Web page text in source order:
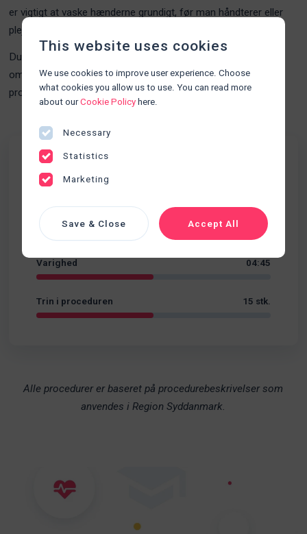
er vigtigt at vaske hænderne grundigt, før man håndterer eller
plejer kateteret for at forhindre spredning af bakterier.
Du vil desuden lære om vigtigheden af at holde området
omkring kateteret rent og tørt, samt hvordan at følge korrekt
procedure så nefrostomikateteret fungerer korrekt.
Fakta
Sværhedsgrad Begynder
Varighed 04:45
Trin i proceduren 15 stk.
Alle procedurer er baseret på procedurebeskrivelser som
anvendes i Region Syddanmark.
This website uses cookies
We use cookies to improve user experience. Choose
what cookies you allow us to use. You can read more
about ourCookie Policy here.
Necessary
Statistics
Marketing
Save & Close Accept All